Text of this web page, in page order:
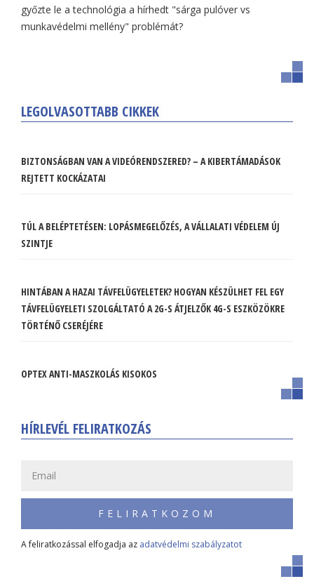
győzte le a technológia a hírhedt "sárga pulóver vs
munkavédelmi mellény" problémát?
LEGOLVASOTTABB CIKKEK
BIZTONSÁGBAN VAN A VIDEÓRENDSZERED? – A KIBERTÁMADÁSOK
REJTETT KOCKÁZATAI
TÚL A BELÉPTETÉSEN: LOPÁSMEGELŐZÉS, A VÁLLALATI VÉDELEM ÚJ
SZINTJE
HINTÁBAN A HAZAI TÁVFELÜGYELETEK? HOGYAN KÉSZÜLHET FEL EGY
TÁVFELÜGYELETI SZOLGÁLTATÓ A 2G-S ÁTJELZŐK 4G-S ESZKÖZÖKRE
TÖRTÉNŐ CSERÉJÉRE
OPTEX ANTI-MASZKOLÁS KISOKOS
HÍRLEVÉL FELIRATKOZÁS
FELIRATKOZOM
A feliratkozással elfogadja az adatvédelmi szabályzatot